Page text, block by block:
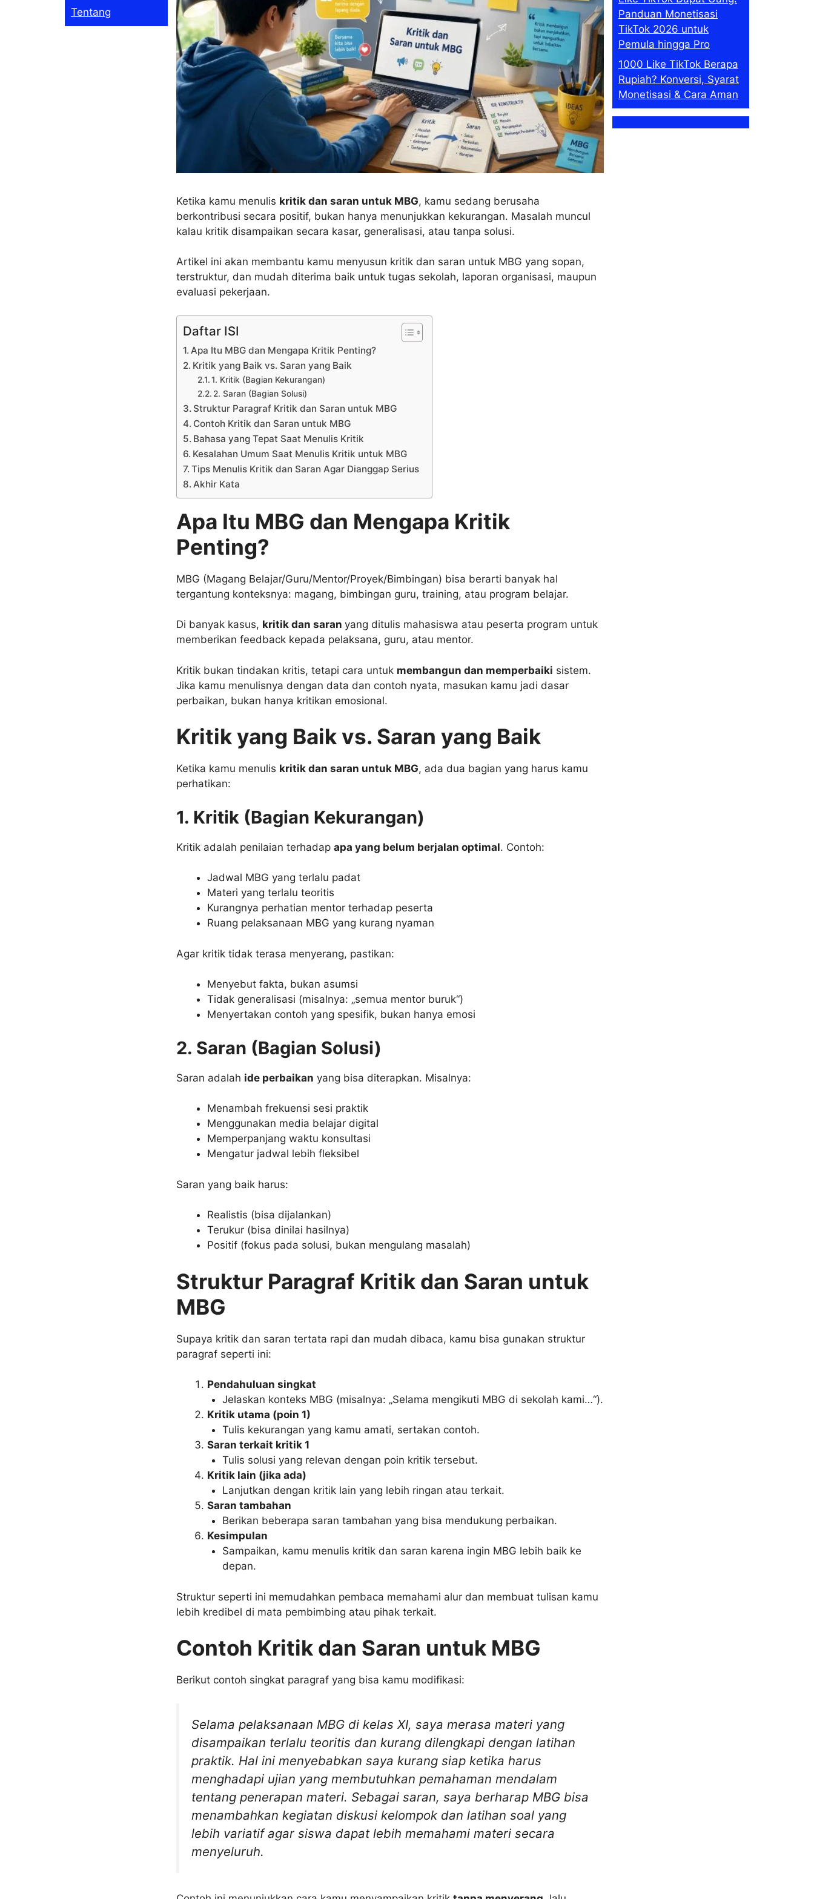
Ketika kamu menulis kritik dan saran untuk MBG, kamu sedang berusaha
berkontribusi secara positif, bukan hanya menunjukkan kekurangan. Masalah muncul
kalau kritik disampaikan secara kasar, generalisasi, atau tanpa solusi.
Artikel ini akan membantu kamu menyusun kritik dan saran untuk MBG yang sopan,
terstruktur, dan mudah diterima baik untuk tugas sekolah, laporan organisasi, maupun
evaluasi pekerjaan.
Daftar ISI
Apa Itu MBG dan Mengapa Kritik Penting?
Kritik yang Baik vs. Saran yang Baik
1. Kritik (Bagian Kekurangan)
2. Saran (Bagian Solusi)
Struktur Paragraf Kritik dan Saran untuk MBG
Contoh Kritik dan Saran untuk MBG
Bahasa yang Tepat Saat Menulis Kritik
Kesalahan Umum Saat Menulis Kritik untuk MBG
Tips Menulis Kritik dan Saran Agar Dianggap Serius
Akhir Kata
Apa Itu MBG dan Mengapa Kritik
Penting?
MBG (Magang Belajar/Guru/Mentor/Proyek/Bimbingan) bisa berarti banyak hal
tergantung konteksnya: magang, bimbingan guru, training, atau program belajar.
Di banyak kasus, kritik dan saran yang ditulis mahasiswa atau peserta program untuk
memberikan feedback kepada pelaksana, guru, atau mentor.
Kritik bukan tindakan kritis, tetapi cara untuk membangun dan memperbaiki sistem.
Jika kamu menulisnya dengan data dan contoh nyata, masukan kamu jadi dasar
perbaikan, bukan hanya kritikan emosional.
Kritik yang Baik vs. Saran yang Baik
Ketika kamu menulis kritik dan saran untuk MBG, ada dua bagian yang harus kamu
perhatikan:
1. Kritik (Bagian Kekurangan)
Kritik adalah penilaian terhadap apa yang belum berjalan optimal. Contoh:
Jadwal MBG yang terlalu padat
Materi yang terlalu teoritis
Kurangnya perhatian mentor terhadap peserta
Ruang pelaksanaan MBG yang kurang nyaman
Agar kritik tidak terasa menyerang, pastikan:
Menyebut fakta, bukan asumsi
Tidak generalisasi (misalnya: „semua mentor buruk“)
Menyertakan contoh yang spesifik, bukan hanya emosi
2. Saran (Bagian Solusi)
Saran adalah ide perbaikan yang bisa diterapkan. Misalnya:
Menambah frekuensi sesi praktik
Menggunakan media belajar digital
Memperpanjang waktu konsultasi
Mengatur jadwal lebih fleksibel
Saran yang baik harus:
Realistis (bisa dijalankan)
Terukur (bisa dinilai hasilnya)
Positif (fokus pada solusi, bukan mengulang masalah)
Struktur Paragraf Kritik dan Saran untuk
MBG
Supaya kritik dan saran tertata rapi dan mudah dibaca, kamu bisa gunakan struktur
paragraf seperti ini:
Pendahuluan singkat
Jelaskan konteks MBG (misalnya: „Selama mengikuti MBG di sekolah kami…“).
Kritik utama (poin 1)
Tulis kekurangan yang kamu amati, sertakan contoh.
Saran terkait kritik 1
Tulis solusi yang relevan dengan poin kritik tersebut.
Kritik lain (jika ada)
Lanjutkan dengan kritik lain yang lebih ringan atau terkait.
Saran tambahan
Berikan beberapa saran tambahan yang bisa mendukung perbaikan.
Kesimpulan
Sampaikan, kamu menulis kritik dan saran karena ingin MBG lebih baik ke
depan.
Struktur seperti ini memudahkan pembaca memahami alur dan membuat tulisan kamu
lebih kredibel di mata pembimbing atau pihak terkait.
Contoh Kritik dan Saran untuk MBG
Berikut contoh singkat paragraf yang bisa kamu modifikasi:
Selama pelaksanaan MBG di kelas XI, saya merasa materi yang
disampaikan terlalu teoritis dan kurang dilengkapi dengan latihan
praktik. Hal ini menyebabkan saya kurang siap ketika harus
menghadapi ujian yang membutuhkan pemahaman mendalam
tentang penerapan materi. Sebagai saran, saya berharap MBG bisa
menambahkan kegiatan diskusi kelompok dan latihan soal yang
lebih variatif agar siswa dapat lebih memahami materi secara
menyeluruh.
Tentang
Panduan Monetisasi
TikTok 2026 untuk
Pemula hingga Pro
1000 Like TikTok Berapa
Rupiah? Konversi, Syarat
Monetisasi & Cara Aman